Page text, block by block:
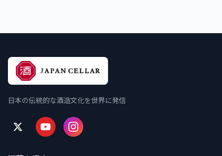
日本の伝統的な酒造文化を世界に発信